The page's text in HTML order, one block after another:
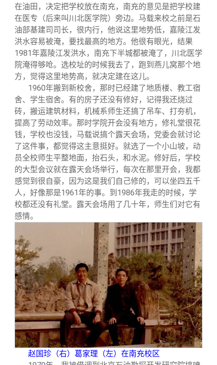
在油田，决定把学校放在南充，南充的意见是把学校建
在医专（后来叫川北医学院）旁边。马载来校之前是石
油部基建司司长，很内行，他说这里地势低，嘉陵江发
洪水容易被淹，要找最高的地方。他很有眼光，结果
1981年嘉陵江发洪水，南充下半城都被淹了，川北医学
院淹得够呛。选校址的时候我去了，跑到燕儿窝那个地
方，觉得这里地势高，就决定建在这儿。
1960年搬到新校舍，那时已经建了地质楼、教工宿
舍、学生宿舍。有的房子还没有修好，记得我还烧过
砖，搬运建筑材料，机械系师生还搞了吊车、打夯机，
提高了劳动效率。那时学院开会没有地方，修礼堂很花
钱，学校也没钱，马载说搞个露天会场，党委会就讨论
了这件事，都觉得这主意挺好。就选了一个小山坡，动
员全校师生平整地面，抬石头，和水泥。修好后，学校
的大型会议就在露天会场举行，每次在那里开会，我都
感觉到很自豪，因为这是我们自己修的，可以坐四五千
人，好像那是1961年的事。到1986年我走的时候，学
校都还没有礼堂。露天会场用了几十年，师生们对它有
感情。
赵国珍（右）葛家理（左）在南充校区